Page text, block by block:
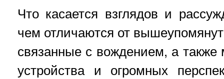
Что касается взглядов и
чем отличаются от
связанные с вождением, а
устройства и огромных